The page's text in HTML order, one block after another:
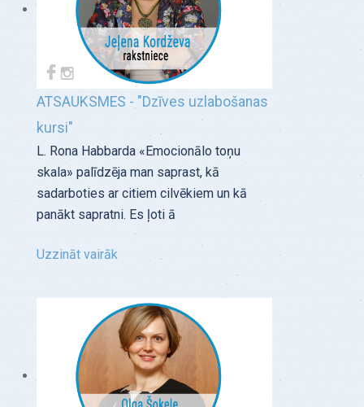
ATSAUKSMES - "Dzīves uzlabošanas
kursi"
L. Rona Habbarda «Emocionālo toņu
skala» palīdzēja man saprast, kā
sadarboties ar citiem cilvēkiem un kā
panākt sapratni. Es ļoti ā
Uzzināt vairāk